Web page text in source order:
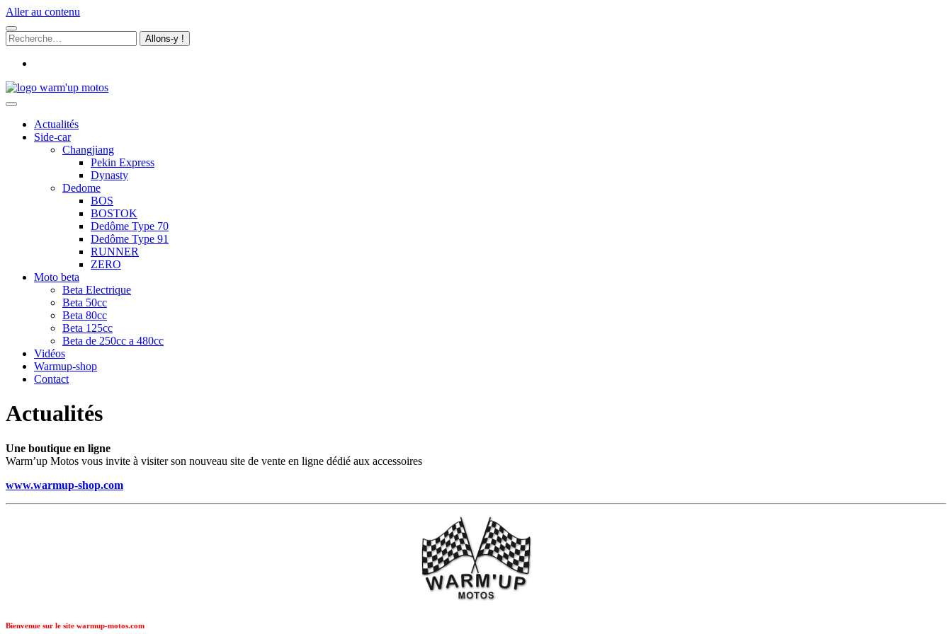
Aller au contenu
Recherche
pour
Warm'up
Motos
Actualités
Side-car
Changjiang
Pekin Express
Dynasty
Dedome
BOS
BOSTOK
Dedôme Type 70
Dedôme Type 91
RUNNER
ZERO
Moto beta
Beta Electrique
Beta 50cc
Beta 80cc
Beta 125cc
Beta de 250cc a 480cc
Vidéos
Warmup-shop
Contact
Actualités
Une boutique en ligne
Warm’up Motos vous invite à visiter son nouveau site de vente en ligne dédié aux accessoires
www.warmup-shop.com
Bienvenue sur le site warmup-motos.com